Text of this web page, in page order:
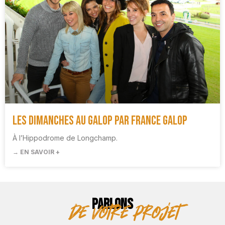
Les Dimanches au Galop par France Galop
À l’Hippodrome de Longchamp.
→ EN SAVOIR +
PARLONS
de votre projet